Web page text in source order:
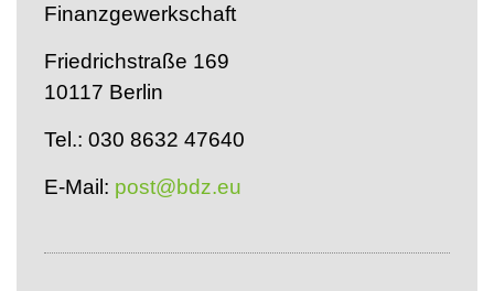
Finanzgewerkschaft
Friedrichstraße 169
10117 Berlin
Tel.: 030 8632 47640
E-Mail: post@bdz.eu